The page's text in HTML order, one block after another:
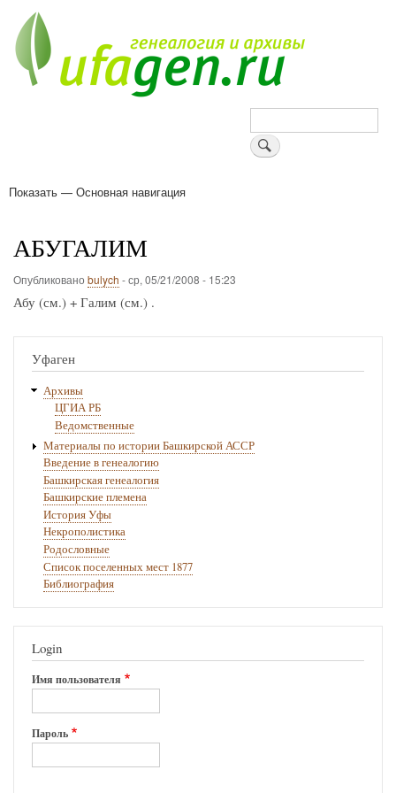
основному
содержанию
Поиск
Основная
Показать — Основная навигация
АБУГАЛИМ
Опубликовано bulych -ср, 05/21/2008 - 15:23
Абу (см.) + Галим (см.) .
Уфаген
Архивы
ЦГИА РБ
Ведомственные
Материалы по истории Башкирской АССР
Введение в генеалогию
Башкирская генеалогия
Башкирские племена
История Уфы
Некрополистика
Родословные
Список поселенных мест 1877
Библиография
Login
Имя пользователя
Пароль